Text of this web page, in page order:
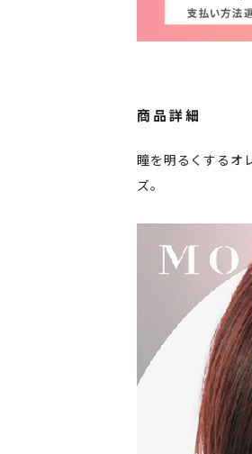
商品詳細
瞳を明るくするオ
ズ。